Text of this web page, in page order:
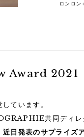
ロンロ
Award 2021
ています。
共同ディ
近日発表のサプライズ